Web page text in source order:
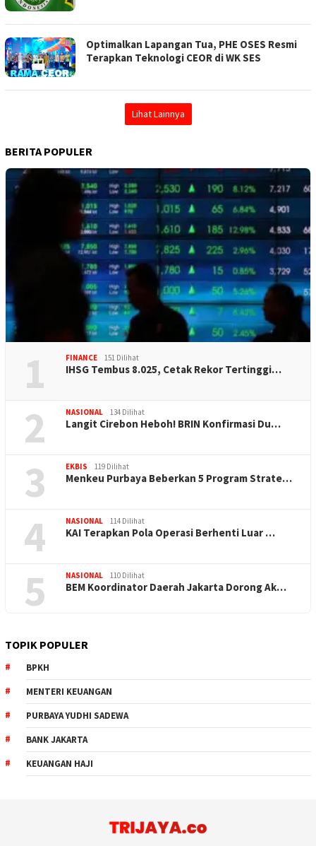
Optimalkan Lapangan Tua, PHE OSES Resmi
Terapkan Teknologi CEOR di WK SES
Lihat Lainnya
BERITA POPULER
1 FINANCE 151 Dilihat
IHSG Tembus 8.025, Cetak Rekor Tertinggi…
2 NASIONAL 134 Dilihat
Langit Cirebon Heboh! BRIN Konfirmasi Du…
3 EKBIS 119 Dilihat
Menkeu Purbaya Beberkan 5 Program Strate…
4 NASIONAL 114 Dilihat
KAI Terapkan Pola Operasi Berhenti Luar …
5 NASIONAL 110 Dilihat
BEM Koordinator Daerah Jakarta Dorong Ak…
TOPIK POPULER
BPKH
MENTERI KEUANGAN
PURBAYA YUDHI SADEWA
BANK JAKARTA
KEUANGAN HAJI